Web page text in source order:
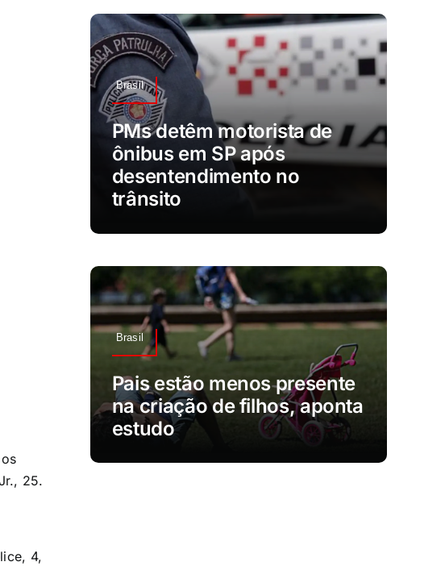
25.
4,
Brasil
PMs detêm motorista de
ônibus em SP após
desentendimento no
trânsito
Brasil
Pais estão menos presente
na criação de filhos, aponta
estudo